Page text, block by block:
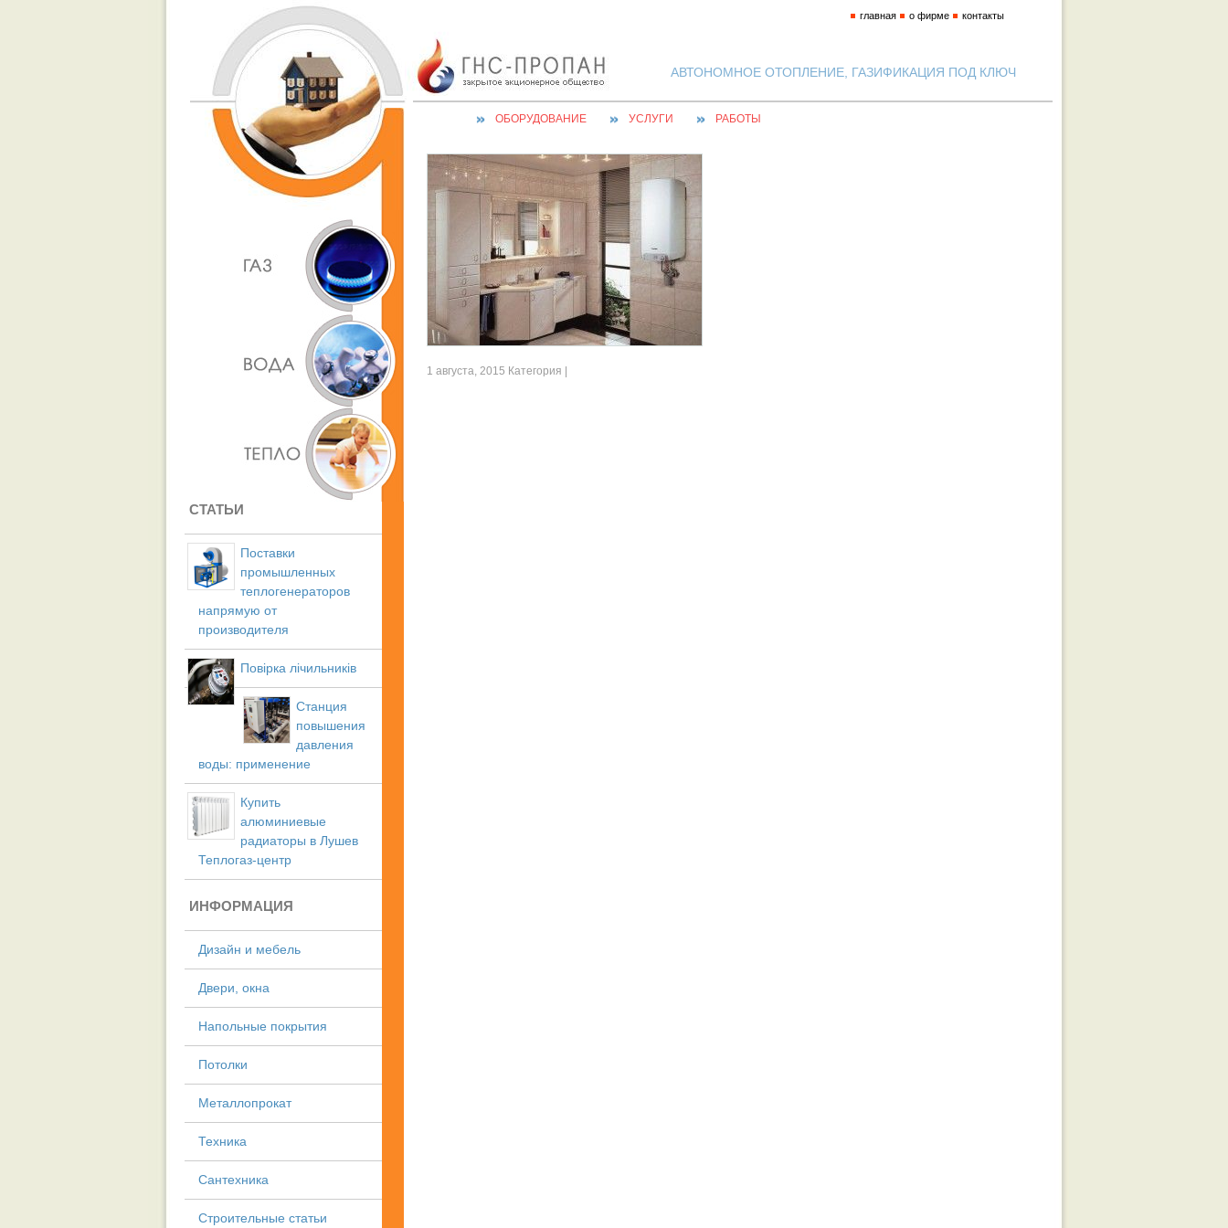
АВТОНОМНОЕ ОТОПЛЕНИЕ, ГАЗИФИКАЦИЯ ПОД КЛЮЧ
главная о фирме контакты
ОБОРУДОВАНИЕ УСЛУГИ РАБОТЫ
СТАТЬИ
Поставки
промышленных
теплогенераторов
напрямую от
производителя
Повірка лічильників
Станция
повышения
давления
воды: применение
Купить
алюминиевые
радиаторы в Лушев
Теплогаз-центр
ИНФОРМАЦИЯ
Дизайн и мебель
Двери, окна
Напольные покрытия
Потолки
Металлопрокат
Техника
Сантехника
Строительные статьи
1 августа, 2015 Категория |